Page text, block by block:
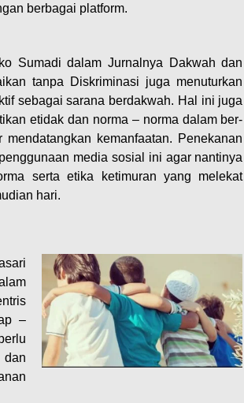
berbagai platform.
Sumadi dalam Jurnalnya Dakwah dan
tanpa Diskriminasi juga menuturkan
sebagai sarana berdakwah. Hal ini juga
etidak dan norma – norma dalam ber-
kemanfaatan. Penekanan
media sosial ini agar nantinya
serta etika ketimuran yang melekat
hari.
–
dan